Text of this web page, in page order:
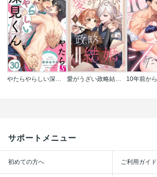
やたらやらしい深見くん 愛がうざい政略結婚～傾国の美男子なんて興味ありません！
サポートメニュー
初めての方へ ご利用ガイド